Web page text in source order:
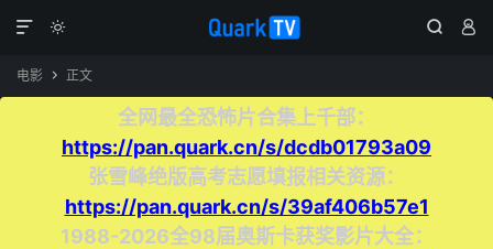
  

电影  正文
全网最全恐怖片合集上千部：
https://pan.quark.cn/s/dcdb01793a09
张雪峰绝版高考志愿填报相关资源：
https://pan.quark.cn/s/39af406b57e1
1988-2026全98届奥斯卡获奖影片大全：